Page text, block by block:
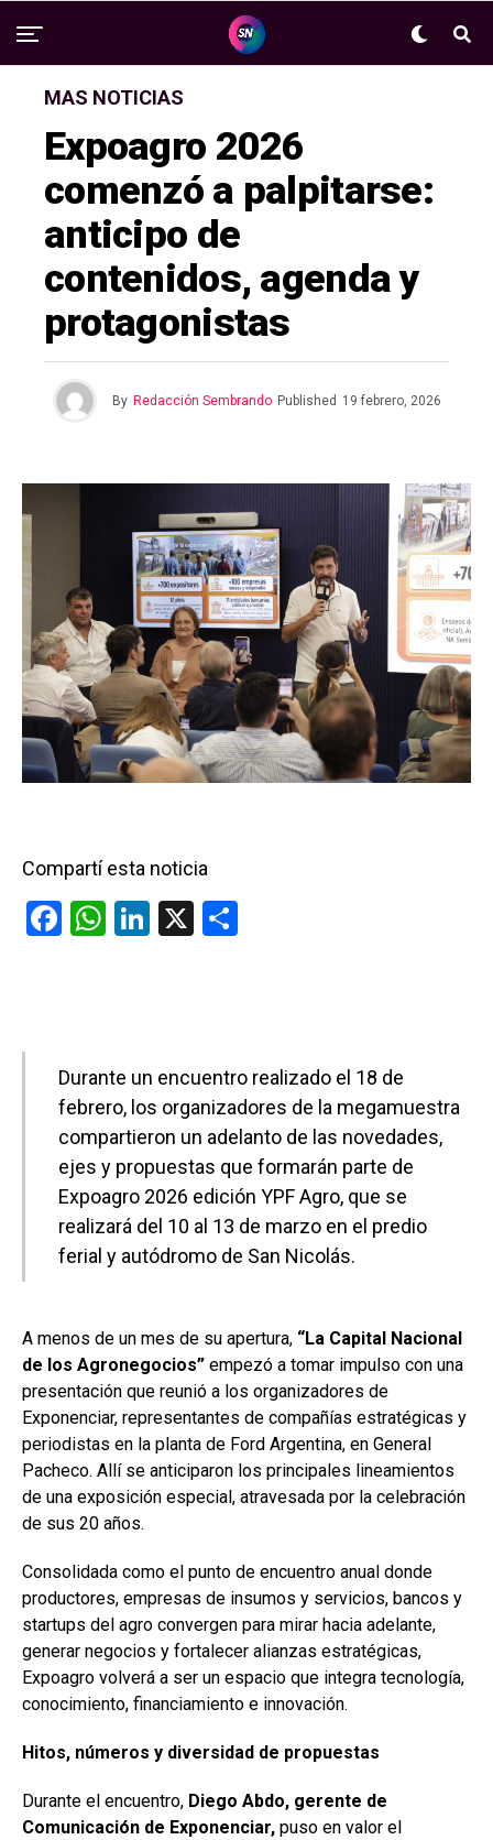
MAS NOTICIAS
Expoagro 2026
comenzó a palpitarse:
anticipo de
contenidos, agenda y
protagonistas
By Redacción Sembrando Published 19 febrero, 2026
Compartí esta noticia
F
o
o
k
W
A
p
p
Li
X
tir
Durante un encuentro realizado el 18 de
febrero, los organizadores de la megamuestra
compartieron un adelanto de las novedades,
ejes y propuestas que formarán parte de
Expoagro 2026 edición YPF Agro, que se
realizará del 10 al 13 de marzo en el predio
ferial y autódromo de San Nicolás.
A menos de un mes de su apertura, “La Capital Nacional
de los Agronegocios” empezó a tomar impulso con una
presentación que reunió a los organizadores de
Exponenciar, representantes de compañías estratégicas y
periodistas en la planta de Ford Argentina, en General
Pacheco. Allí se anticiparon los principales lineamientos
de una exposición especial, atravesada por la celebración
de sus 20 años.
Consolidada como el punto de encuentro anual donde
productores, empresas de insumos y servicios, bancos y
startups del agro convergen para mirar hacia adelante,
generar negocios y fortalecer alianzas estratégicas,
Expoagro volverá a ser un espacio que integra tecnología,
conocimiento, financiamiento e innovación.
Hitos, números y diversidad de propuestas
Durante el encuentro, Diego Abdo, gerente de
Comunicación de Exponenciar, puso en valor el